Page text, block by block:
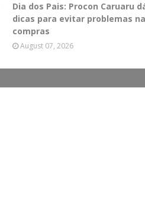
Dia dos Pais: Procon Caruaru
dicas para evitar problemas
compras
August 07, 2026